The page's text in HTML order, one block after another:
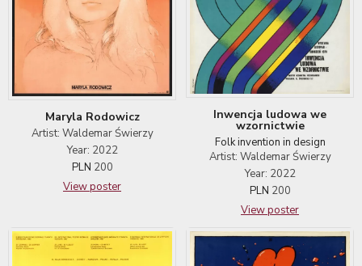
Maryla Rodowicz
Artist: Waldemar Świerzy
Year: 2022
PLN 200
View poster
Inwencja ludowa we
wzornictwie
Folk invention in design
Artist: Waldemar Świerzy
Year: 2022
PLN 200
View poster